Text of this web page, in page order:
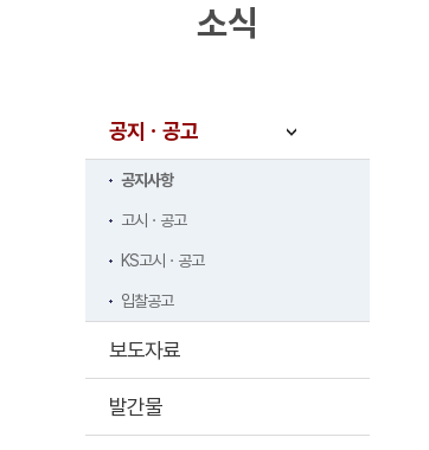
소식
공지ㆍ공고
공지사항
고시ㆍ공고
KS고시ㆍ공고
입찰공고
보도자료
발간물